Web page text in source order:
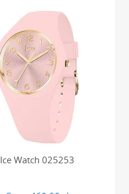
Ice Watch 025253